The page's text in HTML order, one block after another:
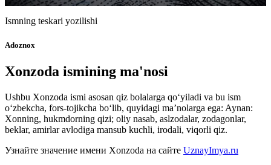
Ismning teskari yozilishi
Adoznox
Xonzoda ismining ma'nosi
Ushbu Xonzoda ismi asosan qiz bolalarga qo‘yiladi va bu ism
o‘zbekcha, fors-tojikcha bo‘lib, quyidagi ma’nolarga ega: Aynan:
Xonning, hukmdorning qizi; oliy nasab, aslzodalar, zodagonlar,
beklar, amirlar avlodiga mansub kuchli, irodali, viqorli qiz.
Узнайте значение имени Xonzoda на сайте UznayImya.ru